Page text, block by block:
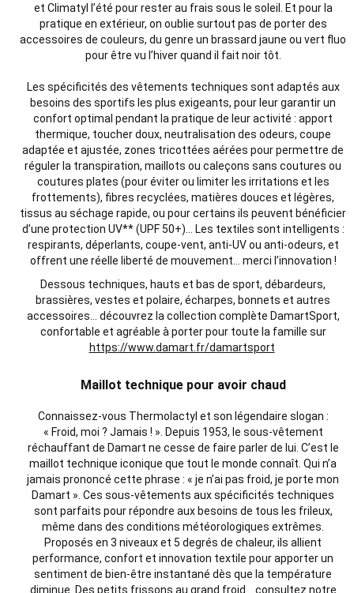
et Climatyl l’été pour rester au frais sous le soleil. Et pour la
pratique en extérieur, on oublie surtout pas de porter des
accessoires de couleurs, du genre un brassard jaune ou vert fluo
pour être vu l’hiver quand il fait noir tôt.
Les spécificités des vêtements techniques sont adaptés aux
besoins des sportifs les plus exigeants, pour leur garantir un
confort optimal pendant la pratique de leur activité : apport
thermique, toucher doux, neutralisation des odeurs, coupe
adaptée et ajustée, zones tricottées aérées pour permettre de
réguler la transpiration, maillots ou caleçons sans coutures ou
coutures plates (pour éviter ou limiter les irritations et les
frottements), fibres recyclées, matières douces et légères,
tissus au séchage rapide, ou pour certains ils peuvent bénéficier
d’une protection UV** (UPF 50+)… Les textiles sont intelligents :
respirants, déperlants, coupe-vent, anti-UV ou anti-odeurs, et
offrent une réelle liberté de mouvement… merci l’innovation !
Dessous techniques, hauts et bas de sport, débardeurs,
brassières, vestes et polaire, écharpes, bonnets et autres
accessoires… découvrez la collection complète DamartSport,
confortable et agréable à porter pour toute la famille sur
https://www.damart.fr/damartsport
Maillot technique pour avoir chaud
Connaissez-vous Thermolactyl et son légendaire slogan :
« Froid, moi ? Jamais ! ». Depuis 1953, le sous-vêtement
réchauffant de Damart ne cesse de faire parler de lui. C’est le
maillot technique iconique que tout le monde connaît. Qui n’a
jamais prononcé cette phrase : « je n’ai pas froid, je porte mon
Damart ». Ces sous-vêtements aux spécificités techniques
sont parfaits pour répondre aux besoins de tous les frileux,
même dans des conditions météorologiques extrêmes.
Proposés en 3 niveaux et 5 degrés de chaleur, ils allient
performance, confort et innovation textile pour apporter un
sentiment de bien-être instantané dès que la température
diminue. Des petits frissons au grand froid... consultez notre